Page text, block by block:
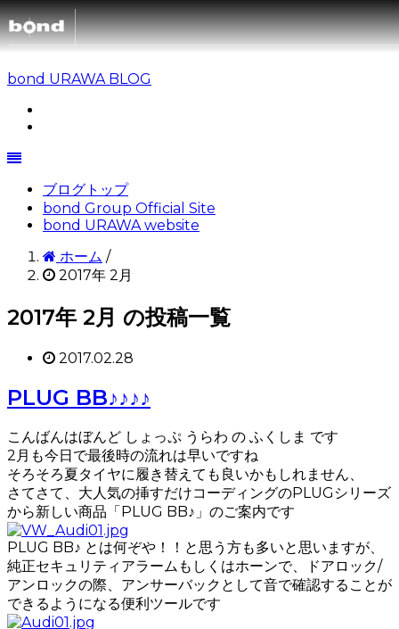
RECRUIT
bond URAWA BLOG
ブログトップ
bond Group Official Site
bond URAWA website
ホーム /
2017年 2月
2017年 2月 の投稿一覧
2017.02.28
PLUG BB♪♪♪♪
こんばんはぼんど しょっぷ うらわ の ふくしま です
2月も今日で最後時の流れは早いですね
そろそろ夏タイヤに履き替えても良いかもしれません、
さてさて、大人気の挿すだけコーディングのPLUGシリーズ
から新しい商品「PLUG BB♪」のご案内です
PLUG BB♪ とは何ぞや！！と思う方も多いと思いますが、
純正セキュリティアラームもしくはホーンで、ドアロック/
アンロックの際、アンサーバックとして音で確認することが
できるようになる便利ツールです